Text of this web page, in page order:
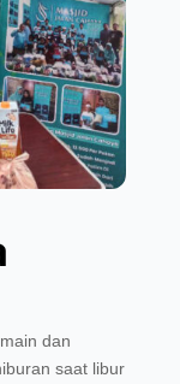
dan
saat libur